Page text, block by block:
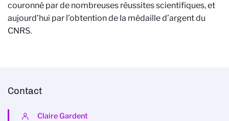
couronné par de nombreuses réussites scientifiques, et
aujourd’hui par l’obtention de la médaille d’argent du
CNRS.
Contact
Claire Gardent